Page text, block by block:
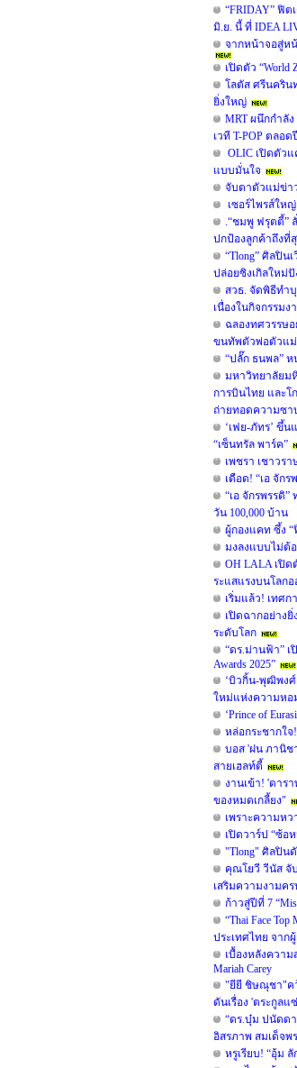
“FRIDAY” ฟิต
มิ.ย. นี้ ที่ IDEA
จากหน้าจอสู่ห
เปิดตัว
โลตัส ศรีนคริน
ยิ่งใหญ่
MRT ผนึกกำลั
เวที T-POP ตลอด
OLIC เปิดตัวแ
แบบมั่นใจ
จับตาตัวแม่ข่า
เซอร์ไพรส์ให
.“ชมพู ฟรุตตี้”
ปกป้องลูกค้าถึงที่
“Tlong” ศิลปิน
ปล่อยซิงเกิลใหม่
สวธ. จัดพิธีทำ
เนื่องในกิจกรรม
ฉลองทศวรรษอ
ขนทัพตัวพ่อตัวแม่
“ปลั๊ก ธนพล” ห
มหาวิทยาลัยม
การบินไทย และโ
ถ่ายทอดความซา
‘เฟย-ภัทร’ ขึ้น
“เซ็นทรัล พาร์ค”
เพชรา เชาวร
เดือด! “เอ จัก
“เอ จักรพรรดิ
วัน 100,000 บ้าน
ผู้กองแคท ซึ้ง “
มงลงแบบไม่ต้อ
OH LALA เปิ
ระแสแรงบนโลก
เริ่มแล้ว! เทศก
เปิดฉากอย่าง
ระดับโลก
“ดร.ม่านฟ้า” เ
Awards 2025”
‘บิวกิ้น-พุฒิพงศ์
ใหม่แห่งความหอ
‘Prince of
หล่อกระชากใจ
บอส 'ฝน ภานิช
สายเฮลท์ตี้
งานเข้า! 'ดาร
ของหมดเกลี้ยง"
เพราะความห
เปิดวาร์ป “ซ้อ
"Tlong" ศิลปิน
คุณโยวี วีนัส จั
เสริมความงามครบ
ก้าวสู่ปีที่ 7
“Thai Face
ประเทศไทย จาก
เบื้องหลังควา
Mariah Carey
"ยียี ชิษณุชา"คว้
ดันเรื่อง 'ตระกูลแ
“ดร.บุ๋ม ปนัดด
อิสรภาพ สมเด็จพ
หรูเรียบ! “อุ้ม